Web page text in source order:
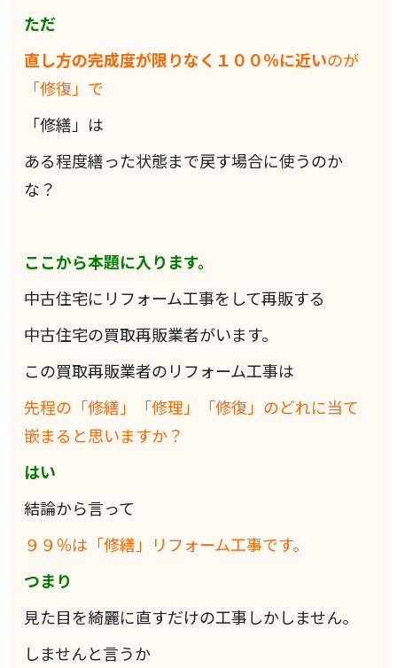
ただ
直し方の完成度が限りなく１００％に近いのが
「修復」で
「修繕」は
ある程度繕った状態まで戻す場合に使うのか
な？
ここから本題に入ります。
中古住宅にリフォーム工事をして再販する
中古住宅の買取再販業者がいます。
この買取再販業者のリフォーム工事は
先程の「修繕」「修理」「修復」のどれに当て
嵌まると思いますか？
はい
結論から言って
９９％は「修繕」リフォーム工事です。
つまり
見た目を綺麗に直すだけの工事しかしません。
しませんと言うか